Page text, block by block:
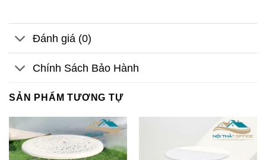
Đánh giá (0)
Chính Sách Bảo Hành
SẢN PHẨM TƯƠNG TỰ